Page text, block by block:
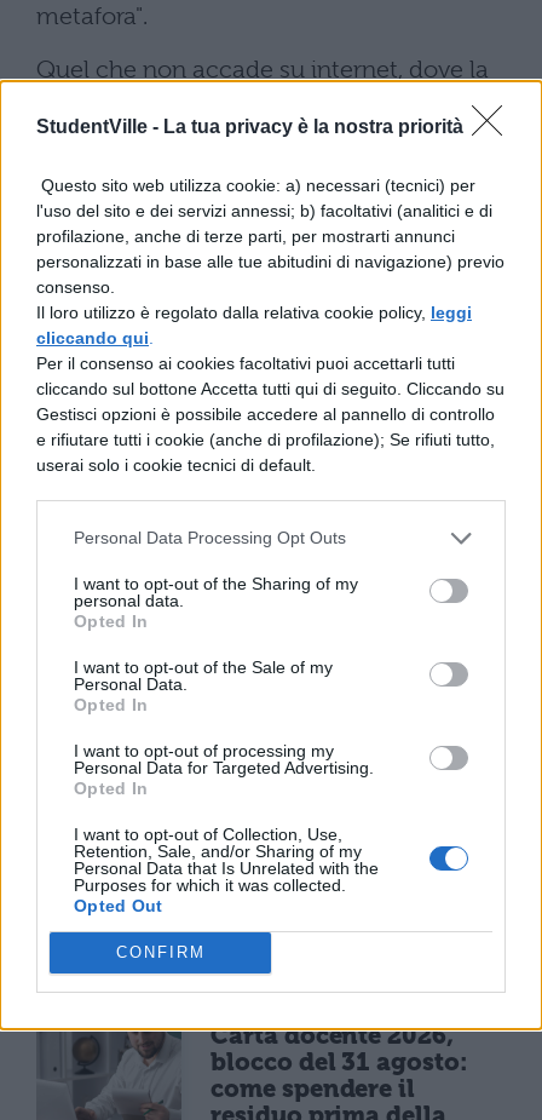
StudentVille - La tua privacy è la nostra priorità
Questo sito web utilizza cookie: a) necessari (tecnici) per
l'uso del sito e dei servizi annessi; b) facoltativi (analitici e di
profilazione, anche di terze parti, per mostrarti annunci
personalizzati in base alle tue abitudini di navigazione) previo
consenso.
Il loro utilizzo è regolato dalla relativa cookie policy, leggi
cliccando qui
Per il consenso ai cookies facoltativi puoi accettarli tutti
cliccando sul bottone Accetta tutti qui di seguito. Cliccando su
Gestisci opzioni è possibile accedere al pannello di controllo
e rifiutare tutti i cookie (anche di profilazione); Se rifiuti tutto,
userai solo i cookie tecnici di default.
Personal Data Processing Opt Outs
I want to opt-out of the Sharing of my
personal data.
Opted In
I want to opt-out of the Sale of my
Personal Data.
Opted In
I want to opt-out of processing my
Personal Data for Targeted Advertising.
Opted In
I want to opt-out of Collection, Use,
Retention, Sale, and/or Sharing of my
Personal Data that Is Unrelated with the
Purposes for which it was collected.
Opted Out
CONFIRM
metafora".
Quel che non accade su internet, dove la
stampante sembra insomma conservare
ancora una marcia in più rispetto al
digitale.
TI POTREBBE INTERESSARE
Carta docente 2026,
blocco del 31 agosto:
come spendere il